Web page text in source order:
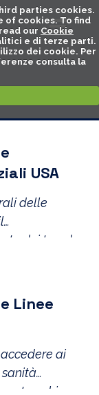
parties cookies.
of cookies. To find
our Cookie
e di terze parti.
dei cookie. Per
consulta la
USA
delle
dei trend
sul
Linee
ai
sanità
working